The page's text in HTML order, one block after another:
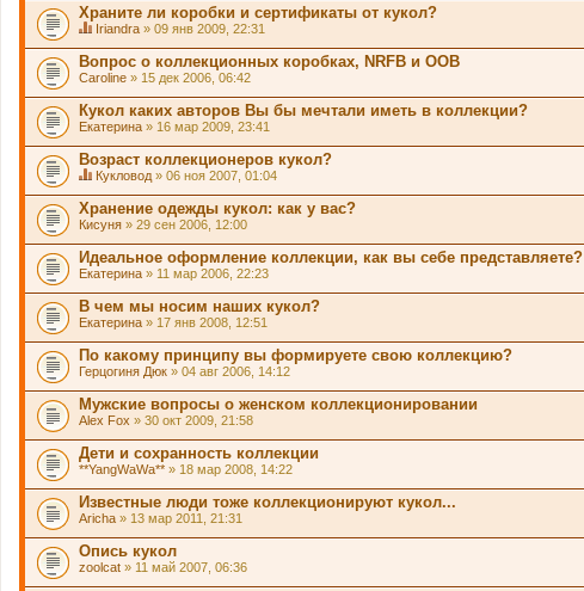
д
е
р
ж
и
о
п
р
о
с
Храните ли коробки и сертификаты от кукол?
а
н
н
а
я
т
м
а
с
о
д
е
р
ж
и
о
п
р
о
с
.
Iriandra » 09 янв 2009, 22:31
Вопрос о коллекционных коробках, NRFB и OOB
Caroline » 15 дек 2006, 06:42
Кукол каких авторов Вы бы мечтали иметь в коллекции?
Екатерина » 16 мар 2009, 23:41
Возраст коллекционеров кукол?
а
н
н
а
я
т
м
с
о
д
е
р
ж
и
о
п
р
о
с
.
Кукловод » 06 ноя 2007, 01:04
Хранение одежды кукол: как у вас?
Кисуня » 29 сен 2006, 12:00
Идеальное оформление коллекции, как вы себе представляете?
Екатерина » 11 мар 2006, 22:23
В чем мы носим наших кукол?
Екатерина » 17 янв 2008, 12:51
По какому принципу вы формируете свою коллекцию?
Герцогиня Дюк » 04 авг 2006, 14:12
Мужские вопросы о женском коллекционировании
Alex Fox » 30 окт 2009, 21:58
Дети и сохранность коллекции
**YangWaWa** » 18 мар 2008, 14:22
Известные люди тоже коллекционируют кукол...
Aricha » 13 мар 2011, 21:31
Опись кукол
zoolcat » 11 май 2007, 06:36